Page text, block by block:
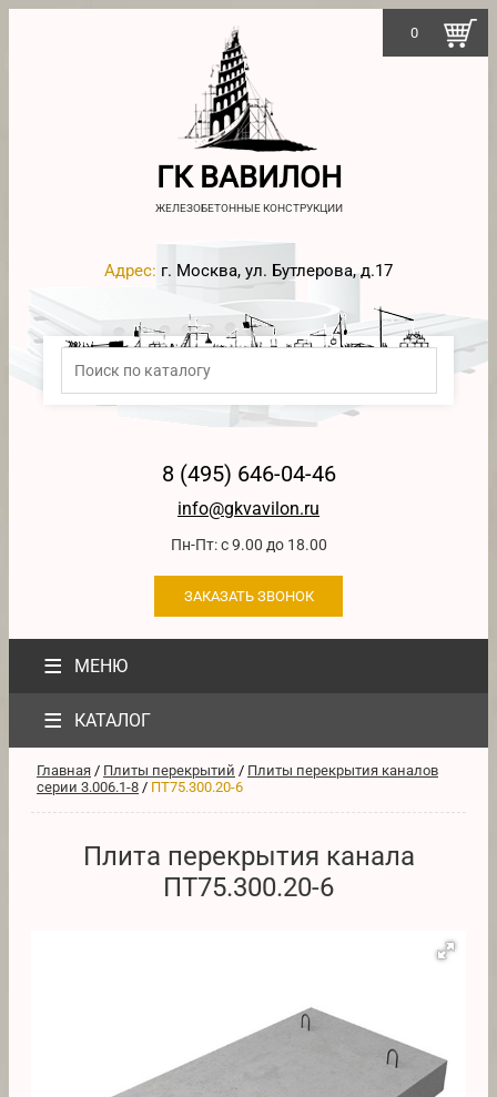
ГК ВАВИЛОН
ЖЕЛЕЗОБЕТОННЫЕ КОНСТРУКЦИИ
Адрес: г. Москва, ул. Бутлерова, д.17
8 (495) 646-04-46
info@gkvavilon.ru
Пн-Пт: с 9.00 до 18.00
ЗАКАЗАТЬ ЗВОНОК
≡ МЕНЮ
0
≡ КАТАЛОГ
Главная / Плиты перекрытий / Плиты перекрытия каналов
серии 3.006.1-8 / ПТ75.300.20-6
Плита перекрытия канала
ПТ75.300.20-6